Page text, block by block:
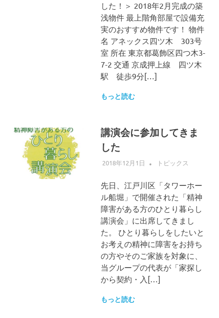
した！＞ 2018年2月完成の築
浅物件 最上階角部屋で設備充
実のおすすめ物件です！ 物件
名 アネックス四ツ木 303号
室 所在 東京都葛飾区四つ木3-
7-2 交通 京成押上線 四ツ木
駅 徒歩9分[…]
もっと読む
講演会に参加してきま
した
2018年12月1日 ALLFLOW
トピックス
先日、江戸川区「タワーホー
ル船堀」で開催された「精神
障害がある方のひとり暮らし
講演会」に出席してきまし
た。 ひとり暮らしをしたいと
お考えの精神に障害をお持ち
の方やそのご家族を対象に、
当グループの代表が「家探し
から契約・入[…]
もっと読む